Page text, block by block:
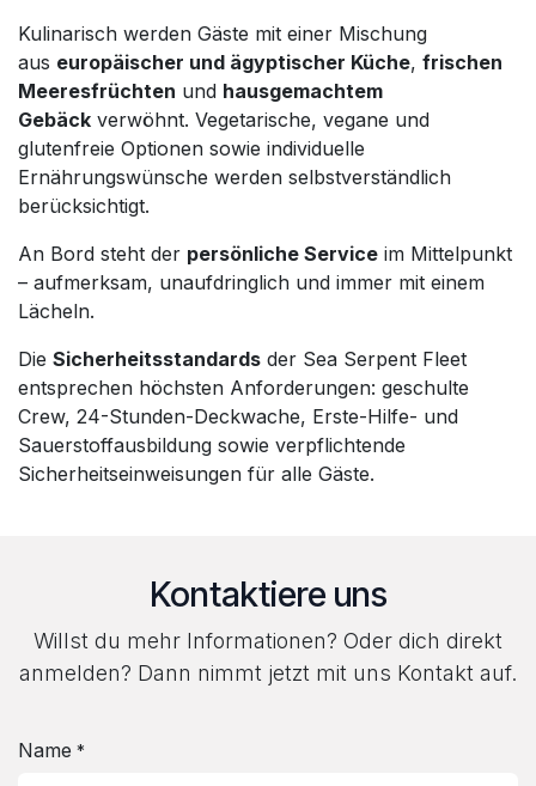
Kulinarisch werden Gäste mit einer Mischung
aus europäischer und ägyptischer Küche, frischen
Meeresfrüchten und hausgemachtem
Gebäck verwöhnt. Vegetarische, vegane und
glutenfreie Optionen sowie individuelle
Ernährungswünsche werden selbstverständlich
berücksichtigt.
An Bord steht der persönliche Service im Mittelpunkt
– aufmerksam, unaufdringlich und immer mit einem
Lächeln.
Die Sicherheitsstandards der Sea Serpent Fleet
entsprechen höchsten Anforderungen: geschulte
Crew, 24-Stunden-Deckwache, Erste-Hilfe- und
Sauerstoffausbildung sowie verpflichtende
Sicherheitseinweisungen für alle Gäste.
Kontaktiere uns
Willst du mehr Informationen? Oder dich direkt
anmelden? Dann nimmt jetzt mit uns Kontakt auf.
Name *